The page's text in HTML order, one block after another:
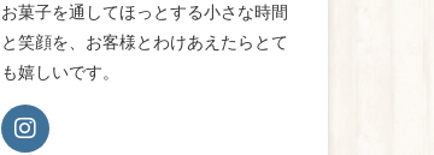
お菓子を通してほっとする小さな時間
と笑顔を、お客様とわけあえたらとて
も嬉しいです。